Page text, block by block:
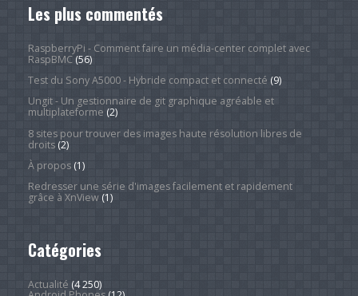
Les plus commentés
RaspberryPi - Comment faire un média-center complet avec
RaspBMC(56)
Test du Sony A5000 - Hybride compact et connecté (9)
Ungit - Un gestionnaire de git graphique agréable et
multiplateforme (2)
8 sites pour trouver des images haute résolution libres de
droits(2)
À propos(1)
Redresser une série d'images facilement et rapidement
grâce à XnView(1)
Catégories
Actualité (4 250)